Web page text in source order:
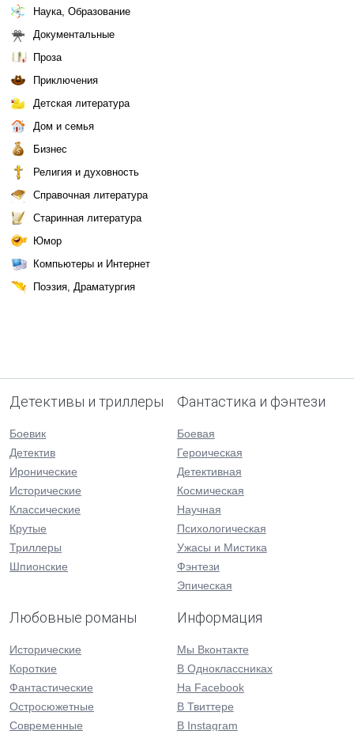
Наука, Образование
Документальные
Проза
Приключения
Детская литература
Дом и семья
Бизнес
Религия и духовность
Справочная литература
Старинная литература
Юмор
Компьютеры и Интернет
Поэзия, Драматургия
Детективы и триллеры
Боевик
Детектив
Иронические
Исторические
Классические
Крутые
Триллеры
Шпионские
Фантастика и фэнтези
Боевая
Героическая
Детективная
Космическая
Научная
Психологическая
Ужасы и Мистика
Фэнтези
Эпическая
Любовные романы
Исторические
Короткие
Фантастические
Остросюжетные
Современные
Информация
Мы Вконтакте
В Одноклассниках
На Facebook
В Твиттере
В Instagram